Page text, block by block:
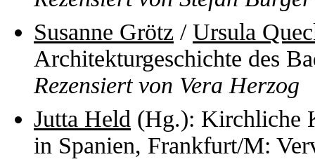
Susanne Grötz / Ursula
Architekturgeschichte des
Rezensiert von Vera Herzog
Jutta Held (Hg.): Kirchliche
in Spanien, Frankfurt/M: